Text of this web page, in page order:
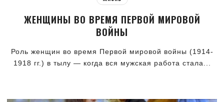
ЖЕНЩИНЫ ВО ВРЕМЯ ПЕРВОЙ МИРОВОЙ
ВОЙНЫ
Роль женщин во время Первой мировой войны (1914-
1918 гг.) в тылу — когда вся мужская работа стала...